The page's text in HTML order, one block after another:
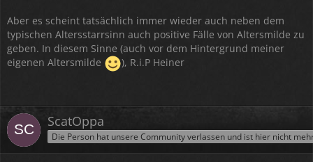
Aber es scheint tatsächlich immer wieder auch neben dem
typischen Altersstarrsinn auch positive Fälle von Altersmilde zu
geben. In diesem Sinne (auch vor dem Hintergrund meiner
eigenen Altersmilde
), R.i.P Heiner
ScatOppa
Die Person hat unsere Community verlassen und ist hier nicht